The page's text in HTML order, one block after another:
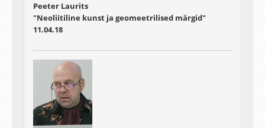
Peeter Laurits
"Neoliitiline kunst ja geomeetrilised märgid"
11.04.18